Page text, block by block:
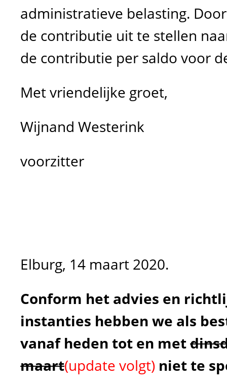
administratieve belasting.
de contributie uit te stellen
de contributie per saldo voor
Met vriendelijke groet,
Wijnand Westerink
voorzitter
Elburg, 14 maart 2020.
Conform het advies en
instanties hebben we als
vanaf heden tot en met
maart(update volgt) niet te